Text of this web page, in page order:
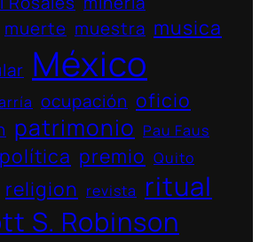
muerte muestra musica
México
ocupación oficio
patrimonio Pau Faus
política premio Quito
religion revista ritual
S. Robinson